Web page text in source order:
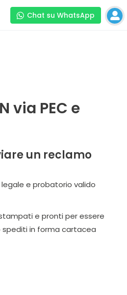
Chat su WhatsApp
via PEC e
un reclamo
e probatorio valido
e pronti per essere
spediti in forma cartacea